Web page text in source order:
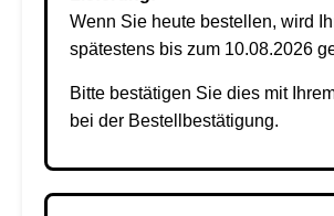
Wenn Sie heute bestellen, wird
spätestens bis zum 10.08.2026
Bitte bestätigen Sie dies mit
bei der Bestellbestätigung.